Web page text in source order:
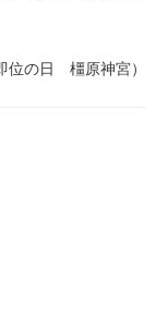
位の日 橿原神宮）